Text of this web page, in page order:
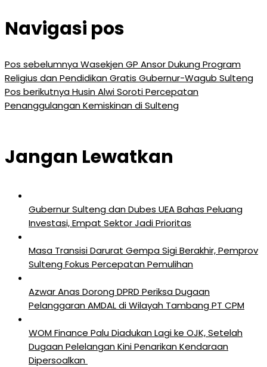
Navigasi pos
Pos sebelumnyaWasekjen GP Ansor Dukung Program
Religius dan Pendidikan Gratis Gubernur-Wagub Sulteng
Pos berikutnyaHusin Alwi Soroti Percepatan
Penanggulangan Kemiskinan di Sulteng
Jangan Lewatkan
Gubernur Sulteng dan Dubes UEA Bahas Peluang
Investasi, Empat Sektor Jadi Prioritas
Masa Transisi Darurat Gempa Sigi Berakhir, Pemprov
Sulteng Fokus Percepatan Pemulihan
Azwar Anas Dorong DPRD Periksa Dugaan
Pelanggaran AMDAL di Wilayah Tambang PT CPM
‎WOM Finance Palu Diadukan Lagi ke OJK, Setelah
Dugaan Pelelangan Kini Penarikan Kendaraan
Dipersoalkan ‎